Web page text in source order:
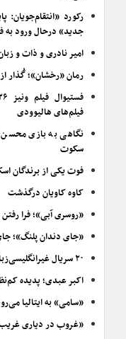
رکورد
جدید» درحال ورود
امیر نادری و ذات و
رمان «رخشان»؛ گُذار
فیلم‌های هالیوودی
نگاهی به بازی محسن
سکوت
فوت یکی از برندگان
کاوه کاویان درگذشت
«روسری آبی»؛ فرا
«جای دندان پلنگ»؛
۲۰ سریال غیرانگلیسی‌زبان برگزیده سال‌های اخیر
اکبر عبدی؛ پدیده
«سامی» به ایتالیا
«غروب در دیاری